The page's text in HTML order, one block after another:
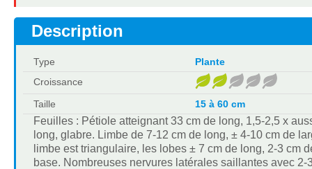
Description
Type
Plante
Croissance
Taille
15 à 60 cm
Feuilles : Pétiole atteignant 33 cm de long, 1,5-2,5 x
long, glabre. Limbe de 7-12 cm de long, ± 4-10 cm de
limbe est triangulaire, les lobes ± 7 cm de long, 2-3 cm
base. Nombreuses nervures latérales saillantes avec